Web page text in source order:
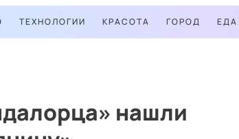
ТЕХНОЛОГИИ КРАСОТА ГОРОД ЕДА
нашли